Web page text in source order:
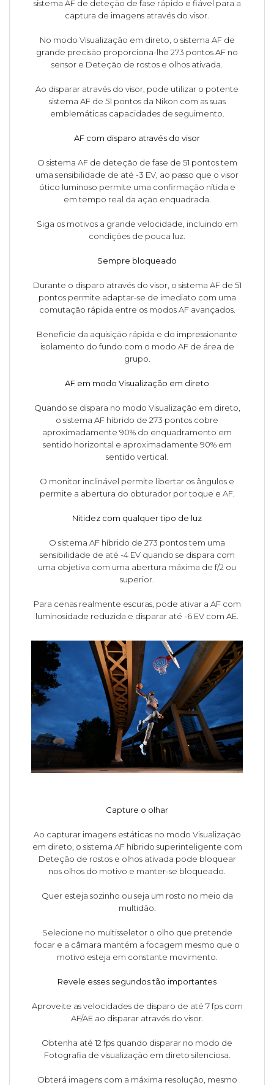
sistema AF de deteção de fase rápido e fiável para a
captura de imagens através do visor.
No modo Visualização em direto, o sistema AF de
grande precisão proporciona-lhe 273 pontos AF no
sensor e Deteção de rostos e olhos ativada.
Ao disparar através do visor, pode utilizar o potente
sistema AF de 51 pontos da Nikon com as suas
emblemáticas capacidades de seguimento.
AF com disparo através do visor
O sistema AF de deteção de fase de 51 pontos tem
uma sensibilidade de até -3 EV, ao passo que o visor
ótico luminoso permite uma confirmação nítida e
em tempo real da ação enquadrada.
Siga os motivos a grande velocidade, incluindo em
condições de pouca luz.
Sempre bloqueado
Durante o disparo através do visor, o sistema AF de 51
pontos permite adaptar-se de imediato com uma
comutação rápida entre os modos AF avançados.
Beneficie da aquisição rápida e do impressionante
isolamento do fundo com o modo AF de área de
grupo.
AF em modo Visualização em direto
Quando se dispara no modo Visualização em direto,
o sistema AF híbrido de 273 pontos cobre
aproximadamente 90% do enquadramento em
sentido horizontal e aproximadamente 90% em
sentido vertical.
O monitor inclinável permite libertar os ângulos e
permite a abertura do obturador por toque e AF.
Nitidez com qualquer tipo de luz
O sistema AF híbrido de 273 pontos tem uma
sensibilidade de até -4 EV quando se dispara com
uma objetiva com uma abertura máxima de f/2 ou
superior.
Para cenas realmente escuras, pode ativar a AF com
luminosidade reduzida e disparar até -6 EV com AE.
Capture o olhar
Ao capturar imagens estáticas no modo Visualização
em direto, o sistema AF híbrido superinteligente com
Deteção de rostos e olhos ativada pode bloquear
nos olhos do motivo e manter-se bloqueado.
Quer esteja sozinho ou seja um rosto no meio da
multidão.
Selecione no multisseletor o olho que pretende
focar e a câmara mantém a focagem mesmo que o
motivo esteja em constante movimento.
Revele esses segundos tão importantes
Aproveite as velocidades de disparo de até 7 fps com
AF/AE ao disparar através do visor.
Obtenha até 12 fps quando disparar no modo de
Fotografia de visualização em direto silenciosa.
Obterá imagens com a máxima resolução, mesmo